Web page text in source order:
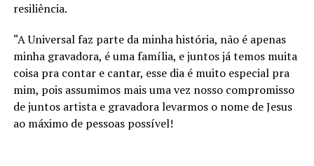
resiliência.
“A Universal faz parte da minha história, não é apenas
minha gravadora, é uma família, e juntos já temos muita
coisa pra contar e cantar, esse dia é muito especial pra
mim, pois assumimos mais uma vez nosso compromisso
de juntos artista e gravadora levarmos o nome de Jesus
ao máximo de pessoas possível!